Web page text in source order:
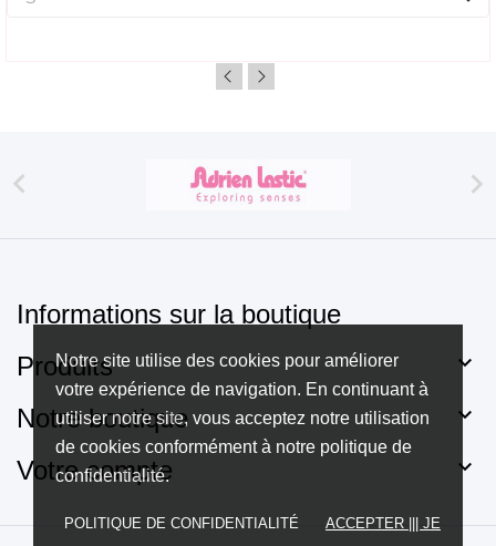
Notre site utilise des cookies pour améliorer
votre expérience de navigation. En continuant à
utiliser notre site, vous acceptez notre utilisation
de cookies conformément à notre politique de
confidentialité.
POLITIQUE DE CONFIDENTIALITÉ
ACCEPTER ||| JE
 
Informations sur la boutique
Produits

Notre boutique 
Votre compte 